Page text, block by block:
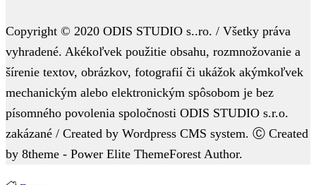
Copyright © 2020 ODIS STUDIO s..ro. / Všetky práva
vyhradené. Akékoľvek použitie obsahu, rozmnožovanie a
šírenie textov, obrázkov, fotografií či ukážok akýmkoľvek
mechanickým alebo elektronickým spôsobom je bez
písomného povolenia spoločnosti ODIS STUDIO s.r.o.
zakázané / Created by Wordpress CMS system. Ⓒ Created
by 8theme - Power Elite ThemeForest Author.